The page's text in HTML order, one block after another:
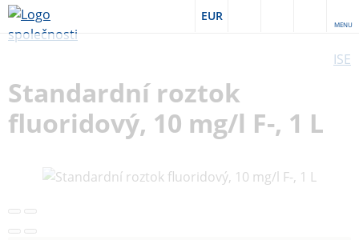
EUR
MENU
ISE
Standardní roztok
fluoridový, 10 mg/l F-, 1 L